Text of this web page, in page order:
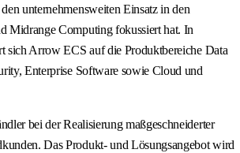
unternehmensweiten Einsatz in den
Midrange Computing fokussiert hat. In
sich Arrow ECS auf die Produktbereiche Data
Enterprise Software sowie Cloud und
bei der Realisierung maßgeschneiderter
Das Produkt- und Lösungsangebot wird